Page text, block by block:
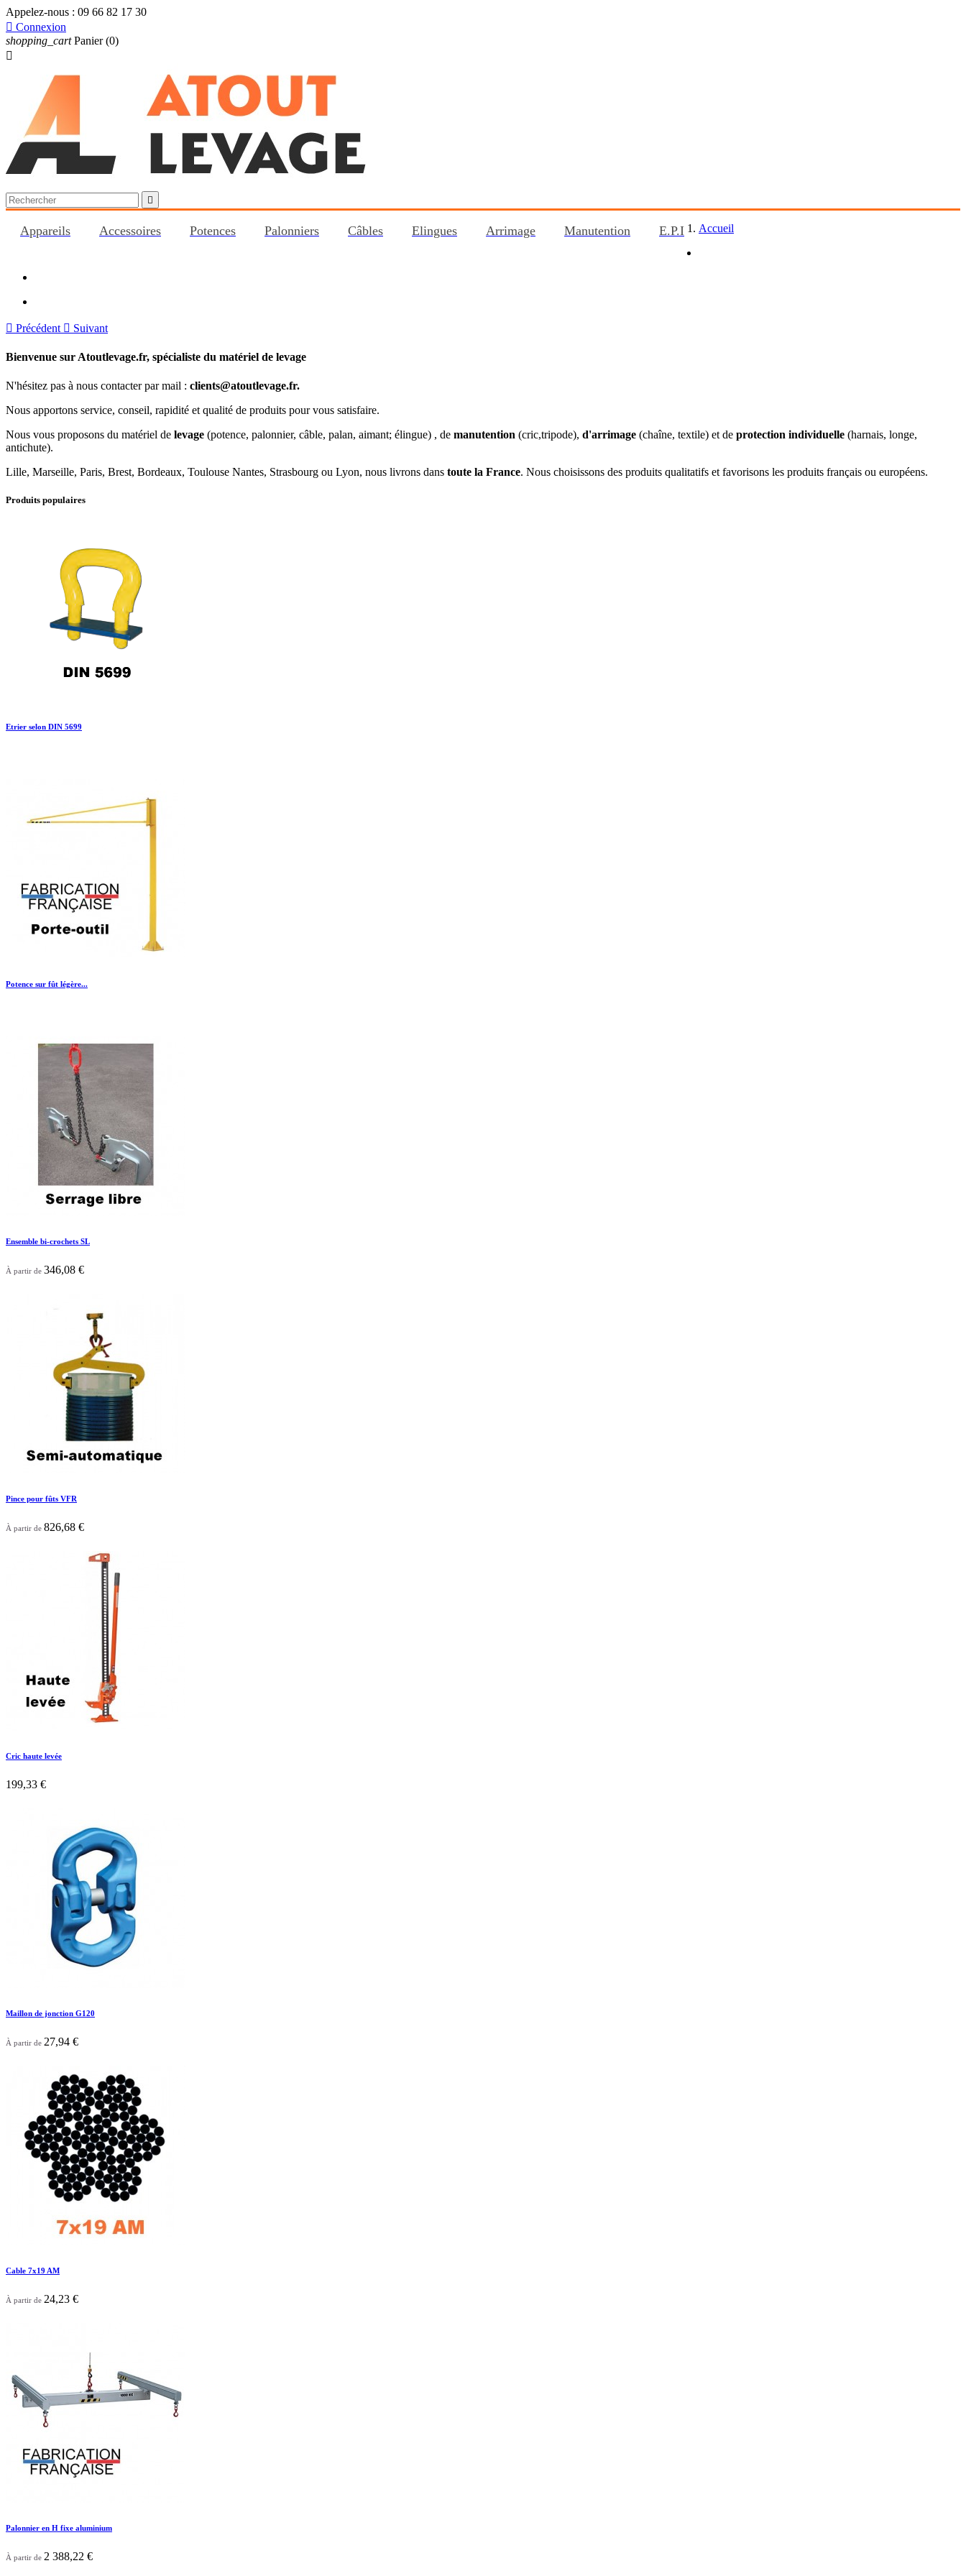
Appelez-nous : 09 66 82 17 30
 Connexion
shopping_cart Panier (0)


Appareils Accessoires Potences Palonniers Câbles Elingues Arrimage Manutention E.P.I Accueil
 Précédent  Suivant
Bienvenue sur Atoutlevage.fr, spécialiste du matériel de levage
N'hésitez pas à nous contacter par mail : clients@atoutlevage.fr.
Nous apportons service, conseil, rapidité et qualité de produits pour vous satisfaire.
Nous vous proposons du matériel de levage (potence, palonnier, câble, palan, aimant; élingue) , de manutention (cric,tripode), d'arrimage (chaîne, textile) et de protection individuelle (harnais, longe,
antichute).
Lille, Marseille, Paris, Brest, Bordeaux, Toulouse Nantes, Strasbourg ou Lyon, nous livrons dans toute la France. Nous choisissons des produits qualitatifs et favorisons les produits français ou européens.
Produits populaires
Etrier selon DIN 5699
Potence sur fût légère...
Aperçu rapide
Ensemble bi-crochets SL
À partir de 346,08 €
Pince pour fûts VFR
À partir de 826,68 €
Cric haute levée
199,33 €
Aperçu rapide
Maillon de jonction G120
À partir de 27,94 €
Aperçu rapide
Cable 7x19 AM
À partir de 24,23 €
Palonnier en H fixe aluminium
À partir de 2 388,22 €